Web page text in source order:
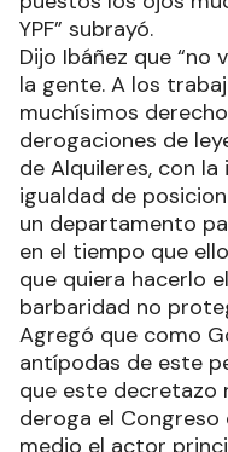
YPF” subrayó.
Dijo Ibáñez que “no
la gente. A los
muchísimos
derogaciones de
de Alquileres, con
igualdad de
un departamento
en el tiempo que
que quiera hacerlo
barbaridad no
Agregó que como
antípodas de este
que este decretazo
deroga el Congreso